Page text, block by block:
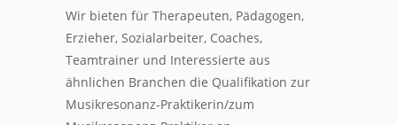
Wir bieten für Therapeuten, Pädagogen,
Erzieher, Sozialarbeiter, Coaches,
Teamtrainer und Interessierte aus
ähnlichen Branchen die Qualifikation zur
Musikresonanz-Praktikerin/zum